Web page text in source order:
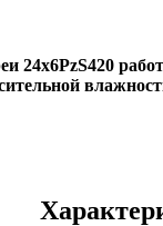
24х6PzS420